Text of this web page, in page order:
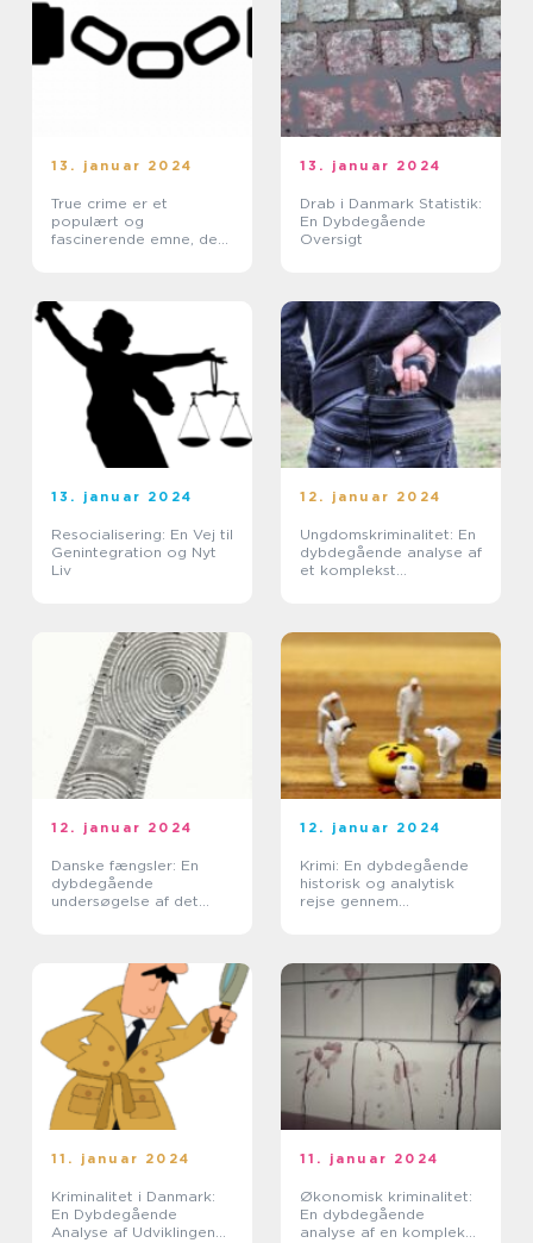
13. januar 2024
True crime er et
populært og
fascinerende emne, der
13. januar 2024
Drab i Danmark Statistik:
En Dybdegående
Oversigt
13. januar 2024
Resocialisering: En Vej til
Genintegration og Nyt
Liv
12. januar 2024
Ungdomskriminalitet: En
dybdegående analyse af
et komplekst
12. januar 2024
Danske fængsler: En
dybdegående
undersøgelse af det
12. januar 2024
Krimi: En dybdegående
historisk og analytisk
rejse gennem
11. januar 2024
Kriminalitet i Danmark:
En Dybdegående
Analyse af Udviklingen
11. januar 2024
Økonomisk kriminalitet:
En dybdegående
analyse af en kompleks